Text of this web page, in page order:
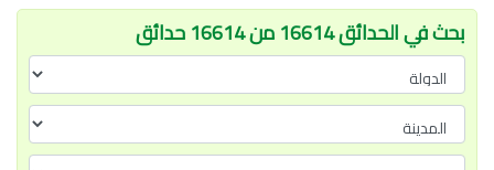
بحث في الحدائق 16614 من 16614 حدائق